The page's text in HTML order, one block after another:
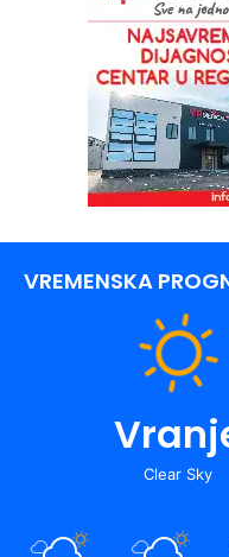
VREMENSKA
Clear Sky